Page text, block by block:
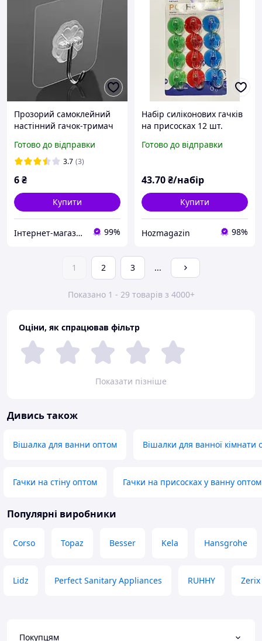
Прозорий самоклейний
настінний гачок-тримач
липкій основі 1 штука
Готово до відправки
3.7 (3)
6₴
Купити
Інтернет-магазин "ТАУТОРГ" 99%
Набір силіконових гачків
на присосках 12 шт.
Готово до відправки
43.70₴/набір
Купити
Hozmagazin 98%
1 2 3 ...
Показано 1 - 29 товарів з 4000+
Оціни, як спрацював фільтр
Показати пізніше
Дивись також
Вішалка для ванни оптом Вішалки для ванної кімнати
Гачки на стіну оптом Гачки на присосках у ванну оптом
Популярні виробники
Corso Topaz Besser Kela Hansgrohe
Lidz Perfect Sanitary Appliances RUHHY Zerix
Покупцям